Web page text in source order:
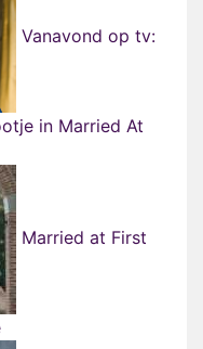
Vanavond op tv:
in Married At
Married at First